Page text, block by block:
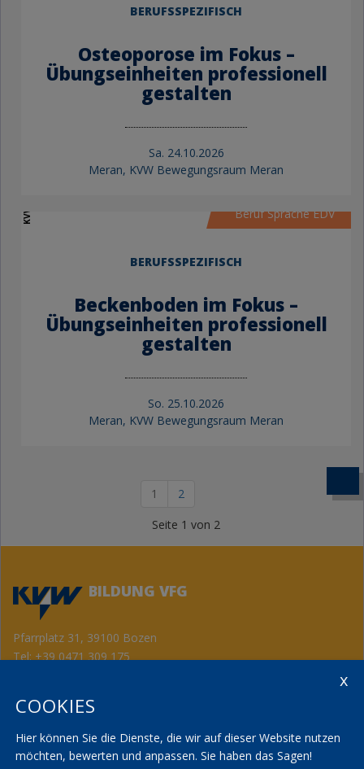
BERUFSSPEZIFISCH
Osteoporose im Fokus –
Übungseinheiten professionell
gestalten
Sa. 24.10.2026
Meran, KVW Bewegungsraum Meran
KVW Bildung Beruf Sprache EDV
BERUFSSPEZIFISCH
Beckenboden im Fokus –
Übungseinheiten professionell
gestalten
So. 25.10.2026
Meran, KVW Bewegungsraum Meran
1
2
Seite 1 von 2
BILDUNG VFG
Pfarrplatz 31, 39100 Bozen
Tel:+39 0471 309 175
Kontakt
AGBs
Seminarräume
KVW Verband
KVW Reisen
COOKIES
Hier können Sie die Dienste, die wir auf dieser Website nutzen
möchten, bewerten und anpassen. Sie haben das Sagen!